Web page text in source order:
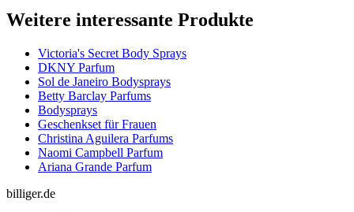
Weitere interessante Produkte
Victoria's Secret Body Sprays
DKNY Parfum
Sol de Janeiro Bodysprays
Betty Barclay Parfums
Bodysprays
Geschenkset für Frauen
Christina Aguilera Parfums
Naomi Campbell Parfum
Ariana Grande Parfum
billiger.de